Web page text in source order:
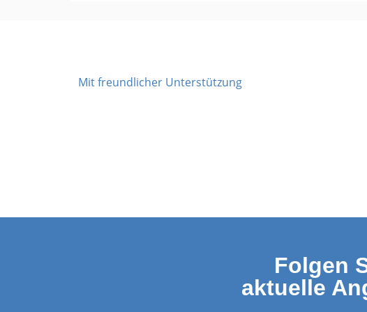
Mit freundlicher Unterstützung
Folgen
aktuelle